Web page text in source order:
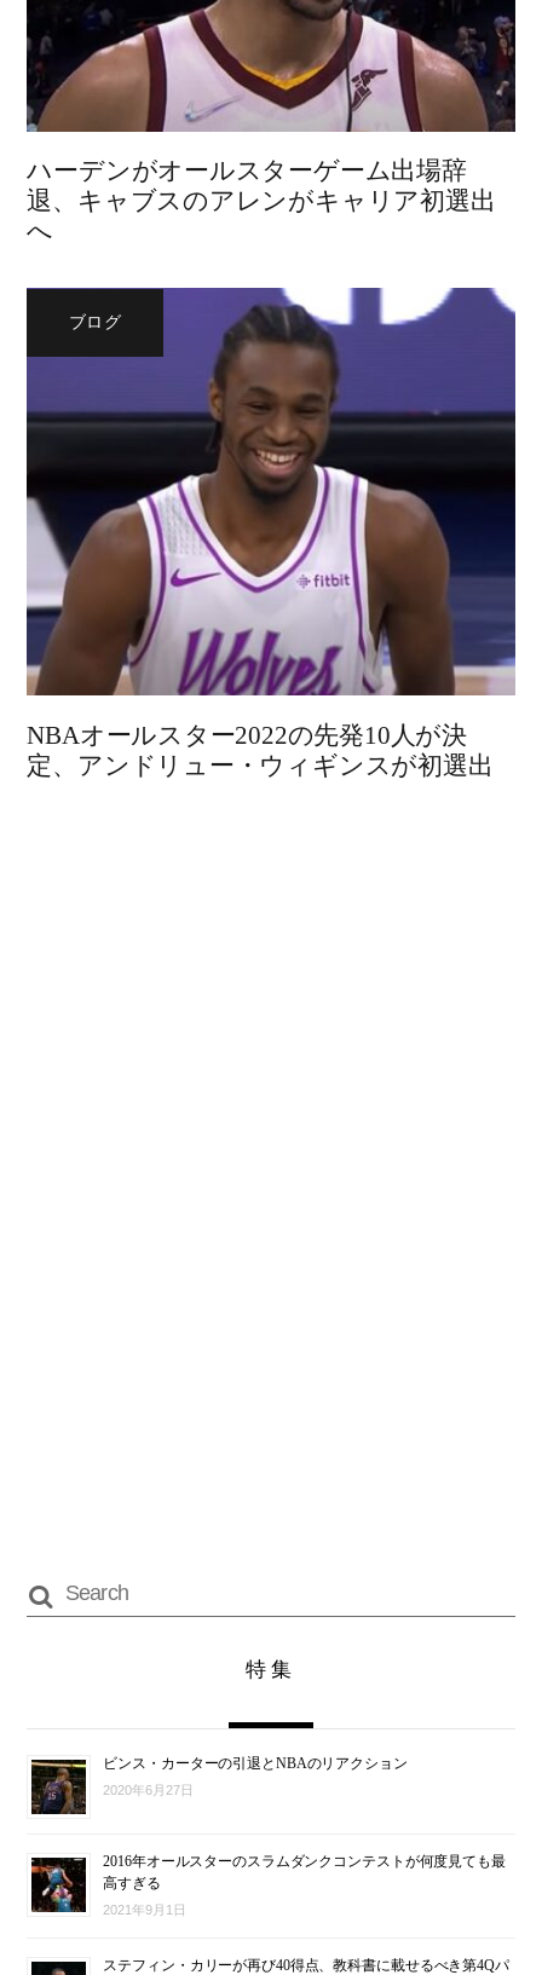
ハーデンがオールスターゲーム出場辞
退、キャブスのアレンがキャリア初選出
へ
ブログ
NBAオールスター2022の先発10人が決
定、アンドリュー・ウィギンスが初選出
特集
ビンス・カーターの引退とNBAのリアクション
2020年6月27日
2016年オールスターのスラムダンクコンテストが何度見ても最
高すぎる
2021年9月1日
ステフィン・カリーが再び40得点、教科書に載せるべき第4Qパ